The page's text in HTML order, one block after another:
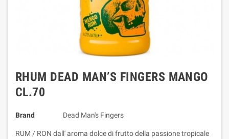
RHUM DEAD MAN’S FINGERS MANGO
CL.70
Brand Dead Man's Fingers
RUM / RON dall' aroma dolce di frutto della passione tropicale